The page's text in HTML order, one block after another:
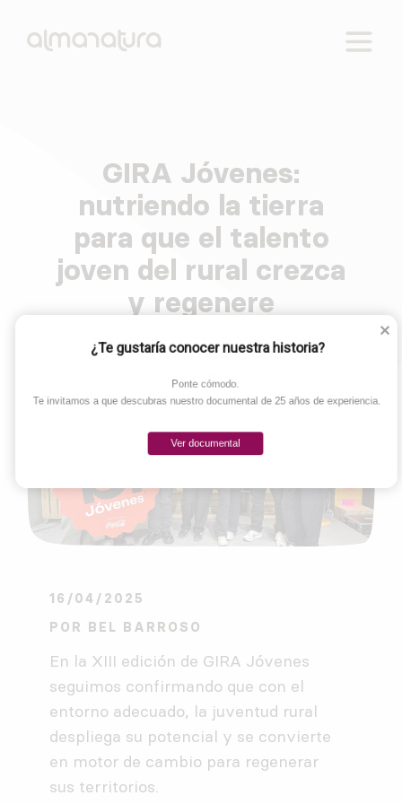
Skip
to
content
AlmaNatura
Reactivamos lo rural. Cuatro ejes de intervención:
empleo, educación, salud y tecnología.
GIRA Jóvenes:
nutriendo la tierra
para que el talento
joven del rural crezca
y regenere
16/04/2025
POR
BEL BARROSO
En la XIII edición de GIRA Jóvenes
seguimos confirmando que con el
entorno adecuado, la juventud rural
despliega su potencial y se convierte
en motor de cambio para regenerar
sus territorios.
¿Te gustaría conocer nuestra historia?
Ponte cómodo.
Te invitamos a que descubras nuestro documental de 25 años de experiencia.
Ver documental